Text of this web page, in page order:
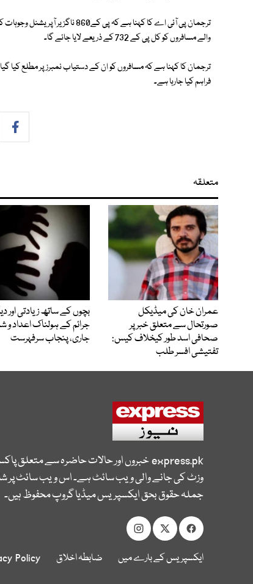
ترجمان پی آئی اے کا کہنا ہے کہ
والے مسافروں کو کل پی کے 732 کے ذریعے لایا جائے گا۔
ترجمان کا کہنا ہے کہ مسافروں کو ان کے دستیاب نمبرز پر مطلع کیا
فراہم کیا جارہا ہے۔
متعلقہ
عمران خان کی میڈیکل
صورتحال سے متعلق خبر پر
صحافی اسد طور کیخلاف کیس:
تفتیشی افسر طلب
بچوں کے ساتھ زیادتی اور
جرائم کے ہولناک اعداد و
جاری، پنجاب سرفہرست
express.pkخبروں اور حالات حاضرہ سے متعلق
وزٹ کی جانے والی ویب سائٹ ہے۔ اس ویب سائٹ پر
جملہ حقوق بحق ایکسپریس میڈیا گروپ محفوظ ہیں۔
ایکسپریس کے بارے میں ضابطہ اخلاق Policy